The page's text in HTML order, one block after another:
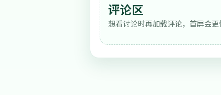
评论区
想看讨论时再加载评论，首屏会